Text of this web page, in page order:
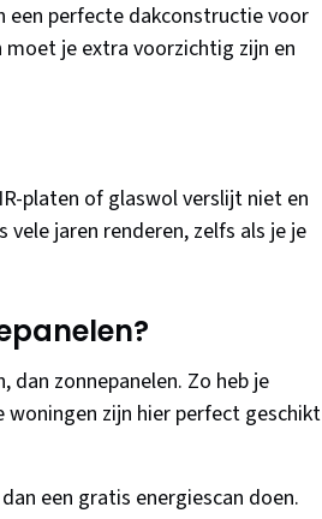
een perfecte dakconstructie voor
je extra voorzichtig zijn en
platen of glaswol verslijt niet en
jaren renderen, zelfs als je je
zonnepanelen. Zo heb je
woningen zijn hier perfect geschikt
een gratis energiescan doen.